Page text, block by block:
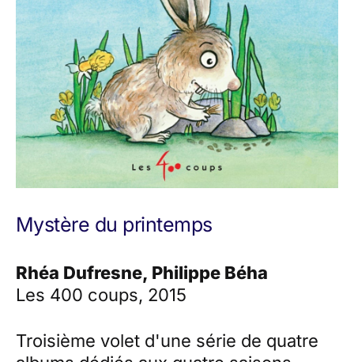
Mystère du printemps
Rhéa Dufresne, Philippe Béha
Les 400 coups, 2015
Troisième volet d'une série de quatre